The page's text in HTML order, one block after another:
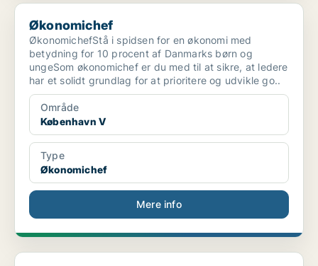
Økonomichef
Økonomichef
ØkonomichefStå i spidsen for en økonomi med
betydning for 10 procent af Danmarks børn og
ungeSom økonomichef er du med til at sikre, at ledere
har et solidt grundlag for at prioritere og udvikle go..
Område
København V
Type
Økonomichef
Mere info
Økonomichef - Freja Ejendomme A/S